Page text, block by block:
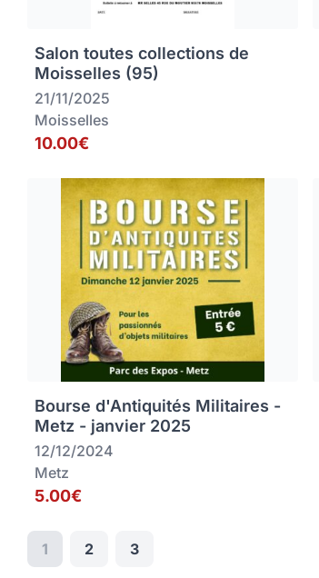
Salon toutes collections de
Moisselles (95)
21/11/2025
Moisselles
10.00€
Bourse d'Antiquités Militaires -
Metz - janvier 2025
12/12/2024
Metz
5.00€
1 2 3